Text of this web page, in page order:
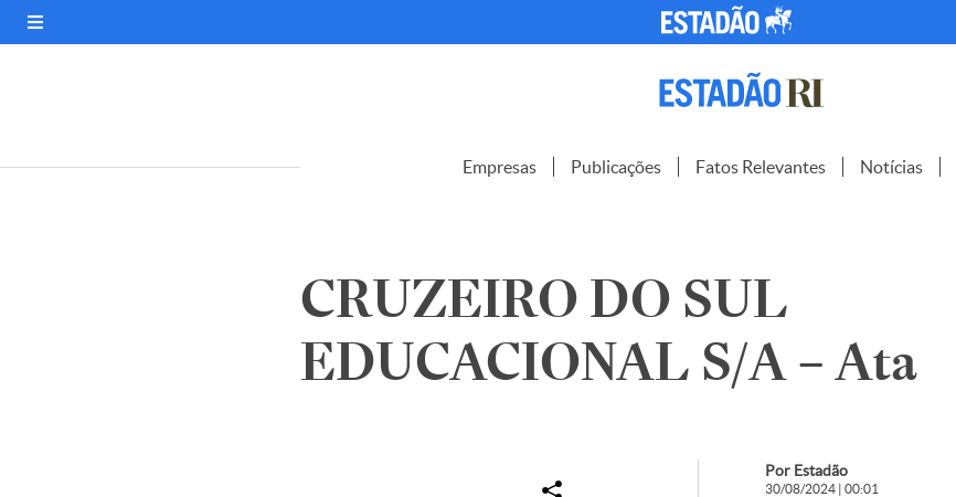
Empresas Publicações Fatos Relevantes Notícias
CRUZEIRO DO SUL
EDUCACIONAL S/A – Ata
Por Estadão
30/08/2024 | 00:01